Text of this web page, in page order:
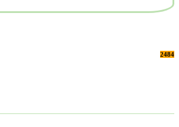
2484